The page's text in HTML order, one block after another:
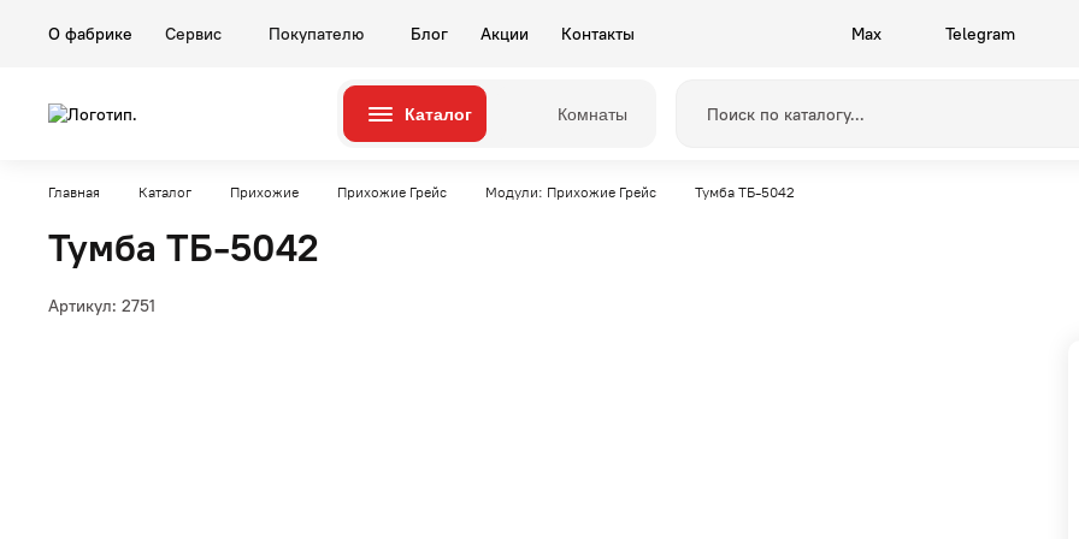
О фабрике Сервис Покупателю Блог Акции Контакты Max Telegram
Каталог
Серии
Комнаты
Комнаты
Главная Каталог Прихожие Прихожие Грейс Модули: Прихожие Грейс Тумба ТБ-5042
Тумба ТБ-5042
Артикул: 2751